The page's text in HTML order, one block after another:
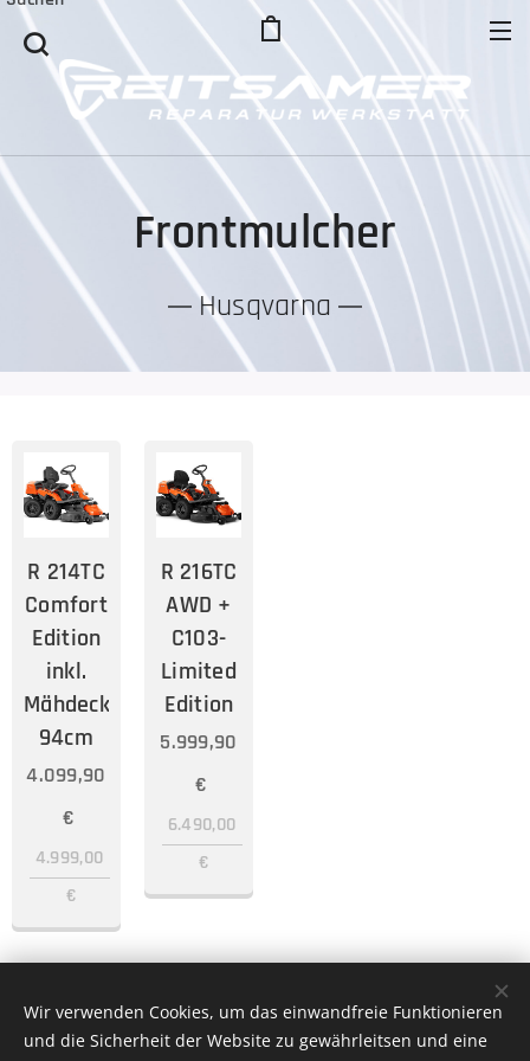
Frontmulcher
Husqvarna
R 214TC
Comfort
Edition
inkl.
Mähdeck
94cm
4.099,90
€
4.999,00
€
R 216TC
AWD +
C103-
Limited
Edition
5.999,90
€
6.490,00
€
Wir verwenden Cookies, um das einwandfreie Funktionieren
und die Sicherheit der Website zu gewährleitsen und eine